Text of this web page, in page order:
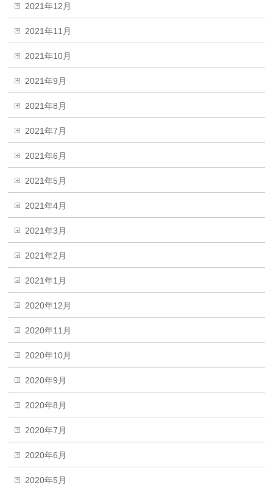
2021年12月
2021年11月
2021年10月
2021年9月
2021年8月
2021年7月
2021年6月
2021年5月
2021年4月
2021年3月
2021年2月
2021年1月
2020年12月
2020年11月
2020年10月
2020年9月
2020年8月
2020年7月
2020年6月
2020年5月